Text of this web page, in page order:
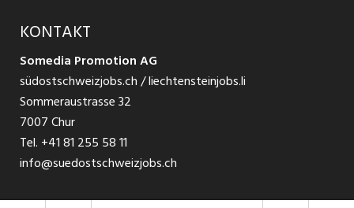
Teilzeit Jobs
Praktikum
KONTAKT
Somedia Promotion AG
südostschweizjobs.ch / liechtensteinjobs.li
Sommeraustrasse 32
7007 Chur
Tel. +41 81 255 58 11
info@suedostschweizjobs.ch